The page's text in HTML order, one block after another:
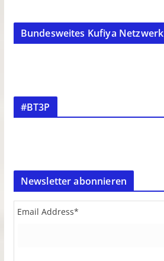
Bundesweites Kufiya Netzwerk
#BT3P
Newsletter abonnieren
Email Address*